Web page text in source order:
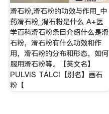
滑石粉,滑石粉的功效与作用_中
药滑石粉_滑石粉是什么 A+医
学百科滑石粉条目介绍什么是滑
石粉，滑石粉有什么功效和作
用，滑石粉的分布和形态，如何
服用滑石粉等。【英文名】
PULVIS TALCI【别名】画石
粉【